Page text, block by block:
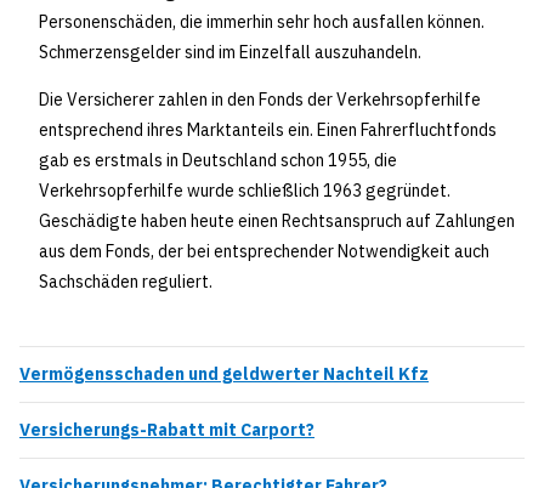
Personenschäden, die immerhin sehr hoch ausfallen können.
Schmerzensgelder sind im Einzelfall auszuhandeln.
Die Versicherer zahlen in den Fonds der Verkehrsopferhilfe
entsprechend ihres Marktanteils ein. Einen Fahrerfluchtfonds
gab es erstmals in Deutschland schon 1955, die
Verkehrsopferhilfe wurde schließlich 1963 gegründet.
Geschädigte haben heute einen Rechtsanspruch auf Zahlungen
aus dem Fonds, der bei entsprechender Notwendigkeit auch
Sachschäden reguliert.
Vermögensschaden und geldwerter Nachteil Kfz
Versicherungs-Rabatt mit Carport?